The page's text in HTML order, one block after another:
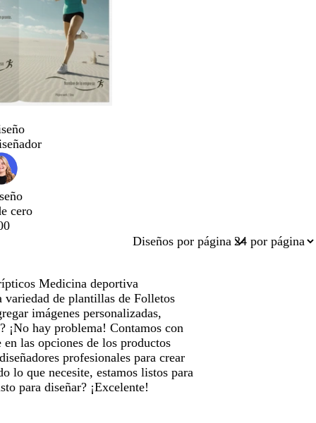
cero
Diseños por página
Medicina deportiva
variedad de plantillas de Folletos
imágenes personalizadas,
¡No hay problema! Contamos con
las opciones de los productos
profesionales para crear
lo que necesite, estamos listos para
para diseñar? ¡Excelente!